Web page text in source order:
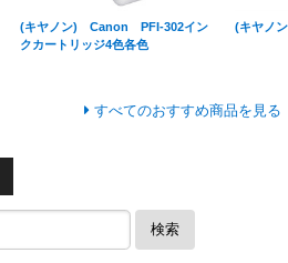
(キヤノン) Canon PFI-302イン
クカートリッジ4色各色
(キヤノ
すべてのおすすめ商品を見る
検索